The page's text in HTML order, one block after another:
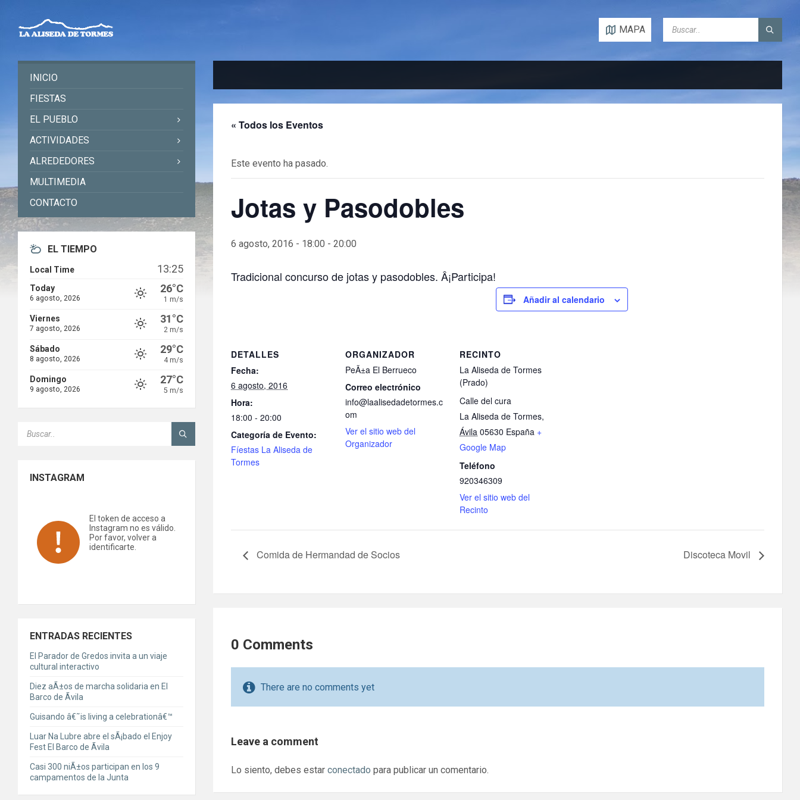
content
sidebar
footer
MAPA
« Todos los Eventos
Este evento ha pasado.
Jotas y Pasodobles
6 agosto, 2016 - 18:00 -20:00
Tradicional concurso de jotas y pasodobles. Â¡Participa!
Añadir al calendario
DETALLES
Fecha:
6 agosto, 2016
Hora:
18:00 - 20:00
Categoría de Evento:
Fíestas La Aliseda de
Tormes
ORGANIZADOR
PeÃ±a El Berrueco
Correo electrónico
info@laalisedadetormes.c
om
Ver el sitio web del
Organizador
RECINTO
La Aliseda de Tormes
(Prado)
Calle del cura
La Aliseda de Tormes,
Ávila 05630 España +
Google Map
Teléfono
920346309
Ver el sitio web del
Recinto
Comida de Hermandad de Socios Discoteca Movil
0 Comments
There are no comments yet
Leave a comment
Lo siento, debes estarconectado para publicar un comentario.
INICIO
FIESTAS
EL PUEBLO
ACTIVIDADES
ALREDEDORES
MULTIMEDIA
CONTACTO
EL TIEMPO
Local Time 13:25
Today
6 agosto, 2026
26°C
1 m/s
Viernes
7 agosto, 2026
31°C
2 m/s
Sábado
8 agosto, 2026
29°C
4 m/s
Domingo
9 agosto, 2026
27°C
5 m/s
INSTAGRAM
El token de acceso a
Instagram no es válido.
Por favor, volver a
identificarte.
ENTRADAS RECIENTES
El Parador de Gredos invita a un viaje
cultural interactivo
Diez aÃ±os de marcha solidaria en El
Barco de Ãvila
Guisando â€˜is living a celebrationâ€™
Luar Na Lubre abre el sÃ¡bado el Enjoy
Fest El Barco de Ãvila
Casi 300 niÃ±os participan en los 9
campamentos de la Junta